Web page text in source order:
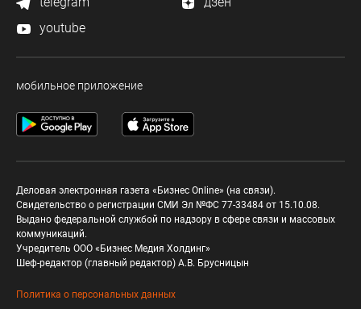
youtube
мобильное приложение
Деловая электронная газета «Бизнес Online» (на связи).
Свидетельство о регистрации СМИ Эл №ФС 77-33484 от 15.10.08.
Выдано федеральной службой по надзору в сфере связи и массовых
коммуникаций.
Учредитель ООО «Бизнес Медия Холдинг»
Шеф-редактор (главный редактор) А.В. Брусницын
Политика о персональных данных